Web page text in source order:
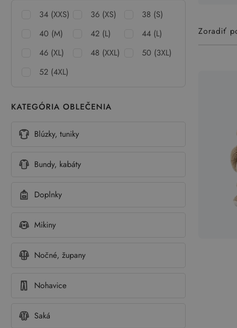
34 (XXS) 36 (XS)
38 (S)
40 (M)
42 (L)
44 (L)
46 (XL)
48 (XXL)
50 (3XL)
52 (4XL)
KATEGÓRIA OBLEČENIA
Blúzky, tuniky
Bundy, kabáty
Doplnky
Mikiny
Nočné, župany
Nohavice
Saká
Zoradiť